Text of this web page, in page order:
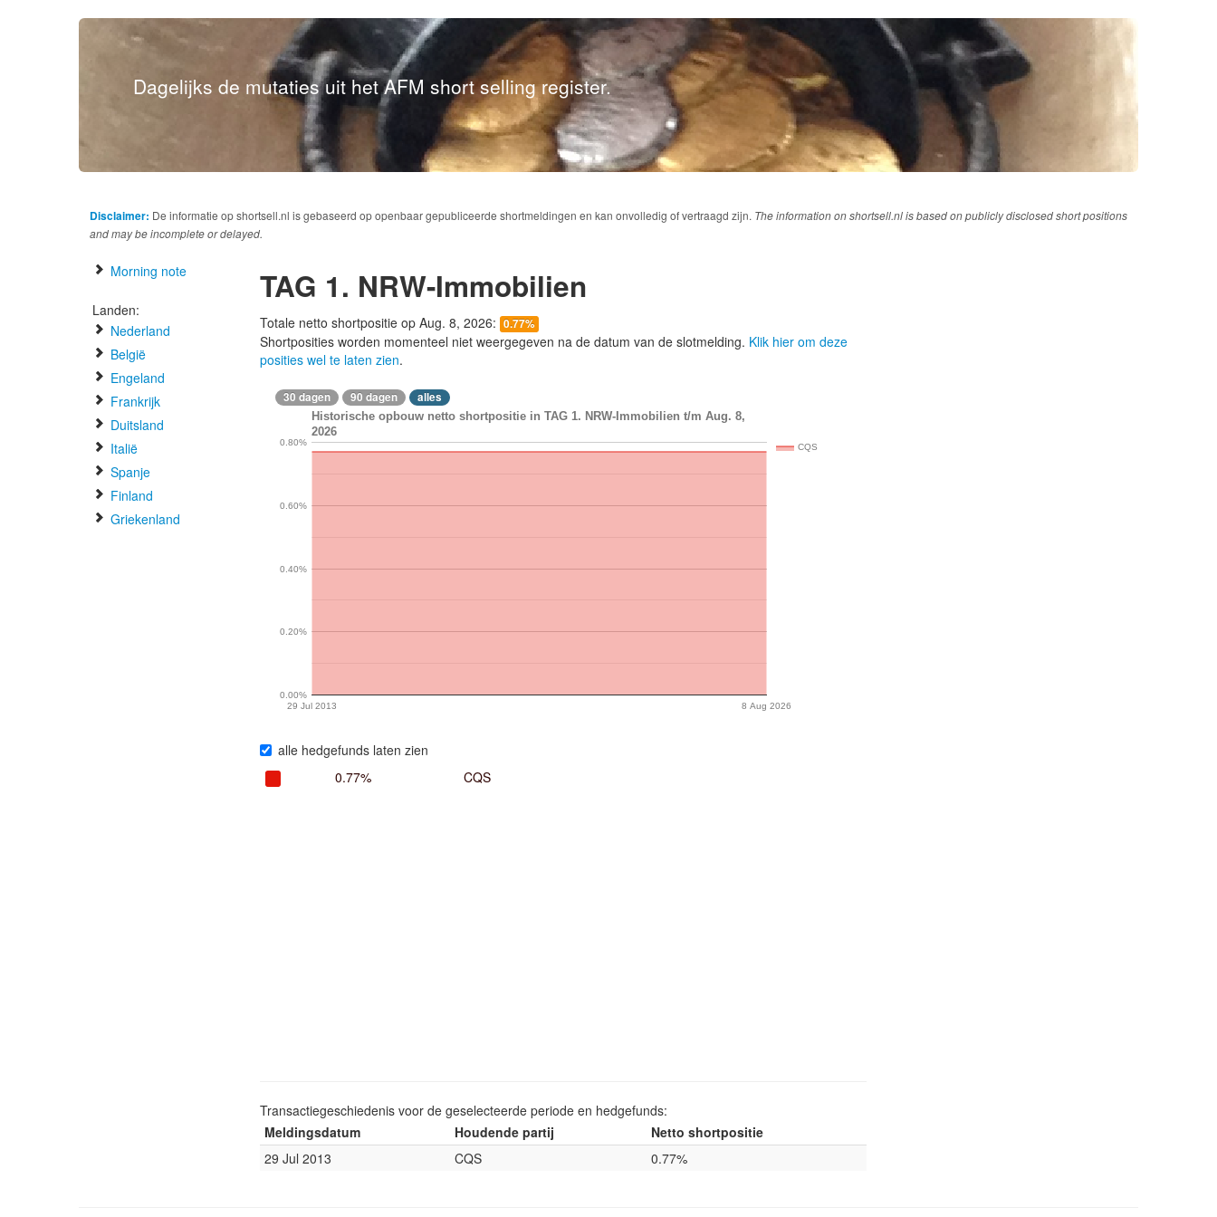
Dagelijks de mutaties uit het AFM short selling register.
Disclaimer: De informatie op shortsell.nl is gebaseerd op openbaar gepubliceerde shortmeldingen en kan onvolledig of vertraagd zijn. The information on shortsell.nl is based on publicly disclosed short positions
and may be incomplete or delayed.
Morning note
Landen:
Nederland
België
Engeland
Frankrijk
Duitsland
Italië
Spanje
Finland
Griekenland
TAG 1. NRW-Immobilien
Totale netto shortpositie op Aug. 8, 2026: 0.77%
Shortposities worden momenteel niet weergegeven na de datum van de slotmelding. Klik hier om deze
posities wel te laten zien.
30 dagen 90 dagen alles
Historische opbouw netto shortpositie in TAG 1. NRW-Immobilien t/m Aug. 8,
2026
CQS
29 Jul 2013 8 Aug 2026
0.00%
0.20%
0.40%
0.60%
0.80%
alle hedgefunds laten zien
0.77%
CQS
Transactiegeschiedenis voor de geselecteerde periode en hedgefunds:
Meldingsdatum
Houdende partij
Netto shortpositie
29 Jul 2013
CQS 0.77%